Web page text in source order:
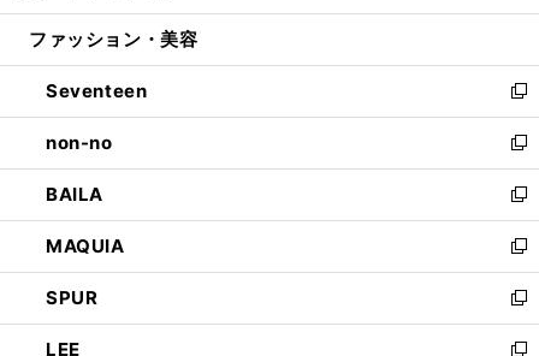
開
ウ
開
く
ン
ウ
で
開
く
ウ
ン
ド
ウ
で
開
く
ファッション・美容
Seventeen
新
し
い
ウ
ィ
ン
ド
ウ
で
開
く
non-no
新
し
い
ウ
ィ
ン
ド
ウ
で
BAILA
新
し
い
ウ
ィ
ン
ド
MAQUIA
新
し
い
ウ
SPUR
新
し
LEE